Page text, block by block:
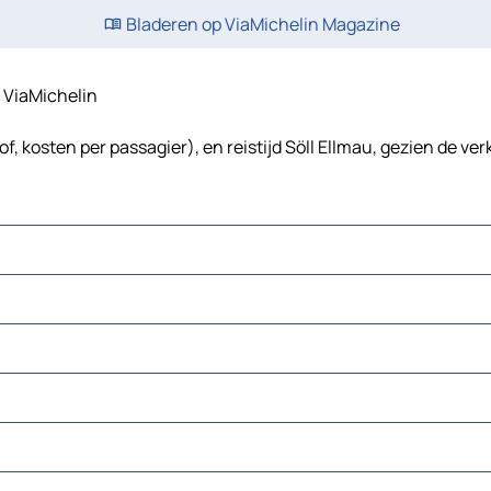
Bladeren op ViaMichelin Magazine
kosten per passagier), en reistijd Söll Ellmau, gezien de